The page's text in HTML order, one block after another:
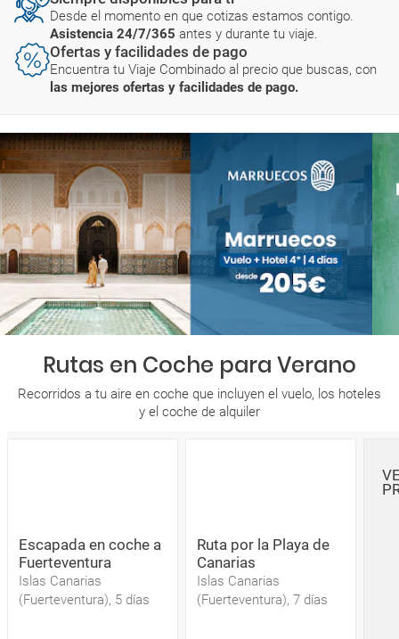
Desde el momento en que cotizas estamos contigo.
Asistencia 24/7/365 antes y durante tu viaje.
Ofertas y facilidades de pago
Encuentra tu Viaje Combinado al precio que buscas, con
las mejores ofertas y facilidades de pago.
Rutas en Coche para Verano
Recorridos a tu aire en coche que incluyen el vuelo, los hoteles
y el coche de alquiler
Escapada en coche a
Fuerteventura
Islas Canarias
(Fuerteventura), 5 días
Ruta por la Playa de
Canarias
Islas Canarias
(Fuerteventura), 7 días